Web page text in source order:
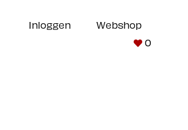
Inloggen
Webshop
0